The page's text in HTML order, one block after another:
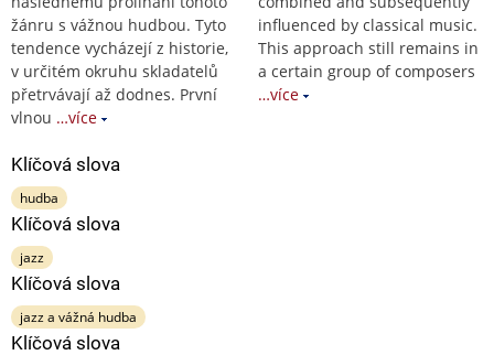
žánru s vážnou hudbou. Tyto
tendence vycházejí z historie,
v určitém okruhu skladatelů
přetrvávají až dodnes. První
vlnou …více
influenced by classical music.
This approach still remains in
a certain group of composers
…více
Klíčová slova
hudba
Klíčová slova
jazz
Klíčová slova
jazz a vážná hudba
Klíčová slova